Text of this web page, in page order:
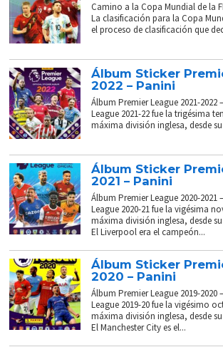
Camino a la Copa Mundial de la
La clasificación para la Copa
el proceso de clasificación que
Álbum Sticker
2022 – Panini
Álbum Premier League 2021-2022
League 2021-22 fue la trigésima
máxima división inglesa, desde
Álbum Sticker
2021 – Panini
Álbum Premier League 2020-2021
League 2020-21 fue la vigésima
máxima división inglesa, desde
El Liverpool era el campeón...
Álbum Sticker
2020 – Panini
Álbum Premier League 2019-2020
League 2019-20 fue la vigésimo
máxima división inglesa, desde
El Manchester City es el...